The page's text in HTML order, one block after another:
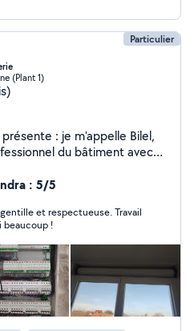
Particulier
(Plant 1)
du bâtiment avec
de travaux liés aux
plomberie,parquet
de rénovation ou de
me contacter si vous avez
Bilel
: 5/5
et respectueuse. Travail
beaucoup !